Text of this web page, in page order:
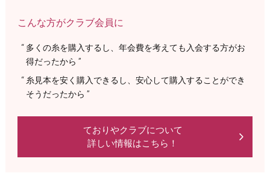
こんな方がクラブ会員に
多くの糸を購入するし、年会費を考えても入会する方がお
得だったから
糸見本を安く購入できるし、安心して購入することができ
そうだったから
ておりやクラブについて
詳しい情報はこちら！